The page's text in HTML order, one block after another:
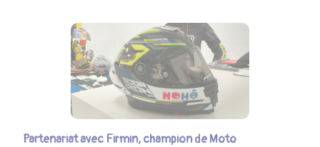
Partenariat avec Firmin, champion de Moto